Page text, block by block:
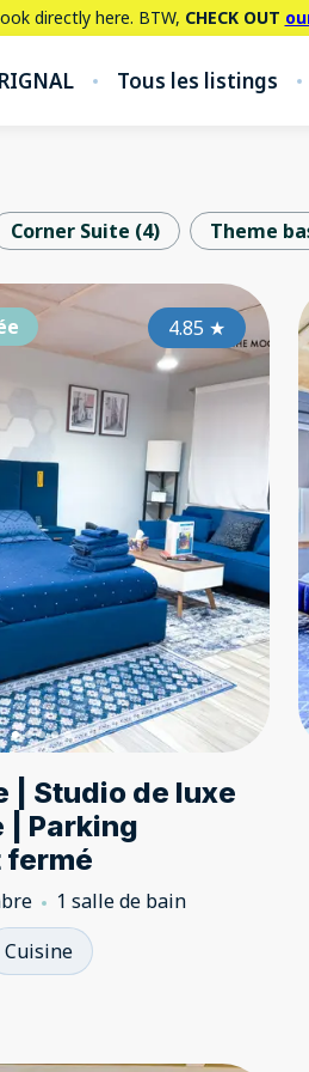
directly here. BTW, CHECK OUT
Tous les listings
Corner Suite (4) Theme
4.80★
4.85 ★
| Studio de luxe
| Parking
fermé
1 salle de bain
Cuisine